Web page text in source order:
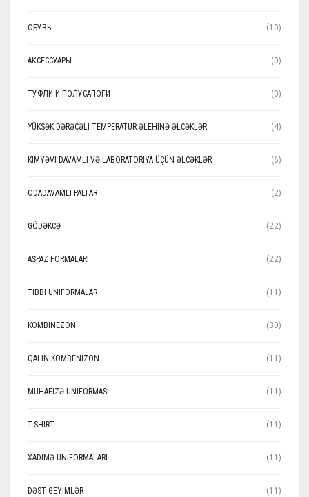
ОБУВЬ (10)
АКСЕССУАРЫ (0)
ТУФЛИ И ПОЛУСАПОГИ (0)
YÜKSƏK DƏRƏCƏLI TEMPERATUR ƏLEHINƏ ƏLCƏKLƏR (4)
KIMYƏVI DAVAMLI VƏ LABORATORIYA ÜÇÜN ƏLCƏKLƏR (6)
ODADAVAMLI PALTAR (2)
GÖDƏKÇƏ (22)
AŞPAZ FORMALARI (22)
TIBBI UNIFORMALAR (11)
KOMBINEZON (30)
QALIN KOMBENIZON (11)
MÜHAFIZƏ UNIFORMASI (11)
T-SHIRT (11)
XADIMƏ UNIFORMALARI (11)
DƏST GEYIMLƏR (11)